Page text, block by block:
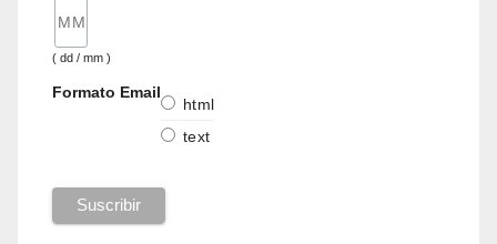
( dd / mm )
Formato Email
html
text